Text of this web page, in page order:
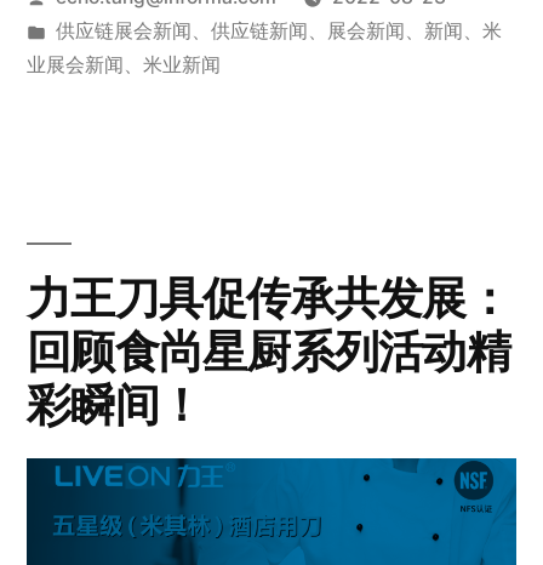
供应链展会新闻 、 供应链新闻 、 展会新闻 、 新闻 、 米
业展会新闻 、 米业新闻
力王刀具促传承共发展：
回顾食尚星厨系列活动精
彩瞬间！